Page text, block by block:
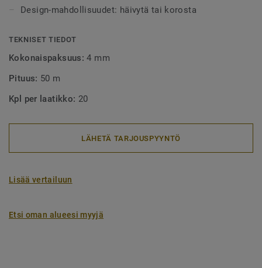
Design-mahdollisuudet: häivytä tai korosta
TEKNISET TIEDOT
Kokonaispaksuus:4 mm
Pituus: 50 m
Kpl per laatikko: 20
LÄHETÄ TARJOUSPYYNTÖ
Lisää vertailuun
Etsi oman alueesi myyjä